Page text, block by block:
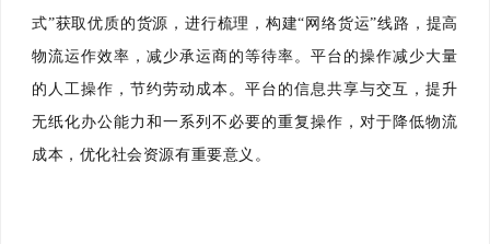
式”获取优质的货源，进行梳理，构建“网络货运”线路，提高
物流运作效率，减少承运商的等待率。平台的操作减少大量
的人工操作，节约劳动成本。平台的信息共享与交互，提升
无纸化办公能力和一系列不必要的重复操作，对于降低物流
成本，优化社会资源有重要意义。